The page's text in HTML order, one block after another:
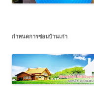
กำหนดการซ่อมบ้านเก่า